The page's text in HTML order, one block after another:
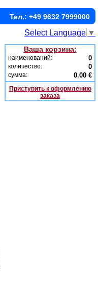
Тел.: +49 9632 7999000
Select Language ▼
Ваша корзина:
наименований: 0
количество: 0
сумма: 0.00 €
Приступить к оформлению
заказа